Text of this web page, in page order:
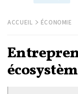
ACCUEIL ÉCONOMIE